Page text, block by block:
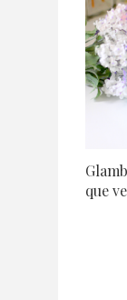
que